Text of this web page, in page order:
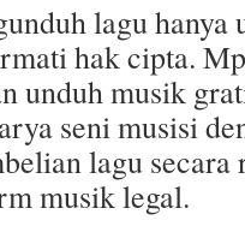
lagu hanya
hak cipta.
unduh musik
seni musisi
lagu secara
musik legal.